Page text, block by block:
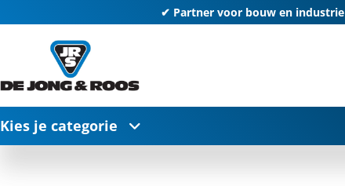
✔ Partner voor bouw en industrie
Kies je categorie